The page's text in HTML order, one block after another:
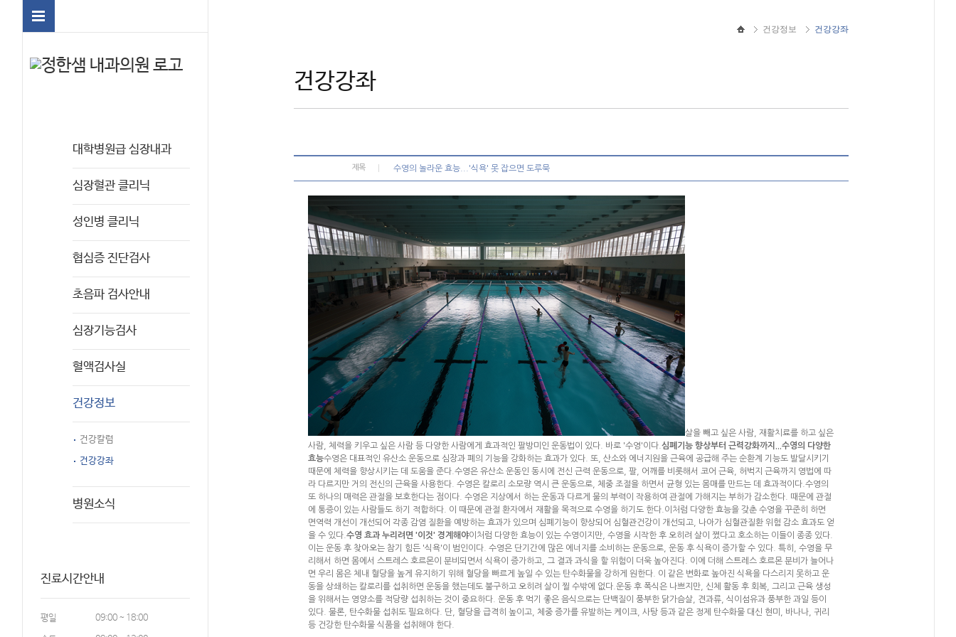
대학병원급 심장내과
심장혈관 클리닉
성인병 클리닉
협심증 진단검사
초음파 검사안내
심장기능검사
혈액검사실
건강정보
건강칼럼
건강강좌
병원소식
진료시간안내
평일
09:00 ~ 18:00
건강정보 건강강좌
건강강좌
제목 수영의 놀라운 효능...'식욕' 못 잡으면 도루묵
살을 빼고 싶은 사람, 재활치료를 하고 싶은
사람, 체력을 키우고 싶은 사람 등 다양한 사람에게 효과적인 팔방미인 운동법이 있다. 바로 '수영'이다. 심폐기능 향상부터 근력강화까지...수영의 다양한
효능수영은 대표적인 유산소 운동으로 심장과 폐의 기능을 강화하는 효과가 있다. 또, 산소와 에너지원을 근육에 공급해 주는 순환계 기능도 발달시키기
때문에 체력을 향상시키는 데 도움을 준다.수영은 유산소 운동인 동시에 전신 근력 운동으로, 팔, 어깨를 비롯해서 코어 근육, 허벅지 근육까지 영법에 따
라 다르지만 거의 전신의 근육을 사용한다. 수영은 칼로리 소모량 역시 큰 운동으로, 체중 조절을 하면서 균형 있는 몸매를 만드는 데 효과적이다.수영의
또 하나의 매력은 관절을 보호한다는 점이다. 수영은 지상에서 하는 운동과 다르게 물의 부력이 작용하여 관절에 가해지는 부하가 감소한다. 때문에 관절
에 통증이 있는 사람들도 하기 적합하다. 이 때문에 관절 환자에서 재활을 목적으로 수영을 하기도 한다.이처럼 다양한 효능을 갖춘 수영을 꾸준히 하면
면역력 개선이 개선되어 각종 감염 질환을 예방하는 효과가 있으며 심폐기능이 향상되어 심혈관건강이 개선되고, 나아가 심혈관질환 위험 감소 효과도 얻
을 수 있다. 수영 효과 누리려면 '이것' 경계해야이처럼 다양한 효능이 있는 수영이지만, 수영을 시작한 후 오히려 살이 쪘다고 호소하는 이들이 종종 있다.
이는 운동 후 찾아오는 참기 힘든 '식욕'이 범인이다. 수영은 단기간에 많은 에너지를 소비하는 운동으로, 운동 후 식욕이 증가할 수 있다. 특히, 수영을 무
리해서 하면 몸에서 스트레스 호르몬이 분비되면서 식욕이 증가하고, 그 결과 과식을 할 위험이 더욱 높아진다. 이에 더해 스트레스 호르몬 분비가 늘어나
면 우리 몸은 체내 혈당을 높게 유지하기 위해 혈당을 빠르게 높일 수 있는 탄수화물을 강하게 원한다. 이 같은 변화로 높아진 식욕을 다스리지 못하고 운
동을 상쇄하는 칼로리를 섭취하면 운동을 했는데도 불구하고 오히려 살이 찔 수밖에 없다.운동 후 폭식은 나쁘지만, 신체 활동 후 회복, 그리고 근육 생성
을 위해서는 영양소를 적당량 섭취하는 것이 중요하다. 운동 후 먹기 좋은 음식으로는 단백질이 풍부한 닭가슴살, 견과류, 식이섬유과 풍부한 과일 등이
있다. 물론, 탄수화물 섭취도 필요하다. 단, 혈당을 급격히 높이고, 체중 증가를 유발하는 케이크, 사탕 등과 같은 정제 탄수화물 대신 현미, 바나나, 귀리
등 건강한 탄수화물 식품을 섭취해야 한다.